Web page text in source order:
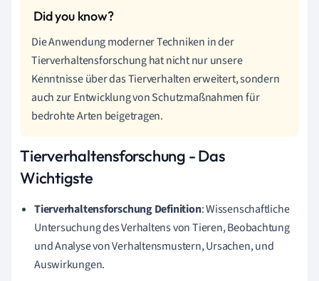
Die Anwendung moderner Techniken in der
Tierverhaltensforschung hat nicht nur unsere
Kenntnisse über das Tierverhalten erweitert, sondern
auch zur Entwicklung von Schutzmaßnahmen für
bedrohte Arten beigetragen.
Tierverhaltensforschung - Das
Wichtigste
Tierverhaltensforschung Definition: Wissenschaftliche
Untersuchung des Verhaltens von Tieren, Beobachtung
und Analyse von Verhaltensmustern, Ursachen, und
Auswirkungen.